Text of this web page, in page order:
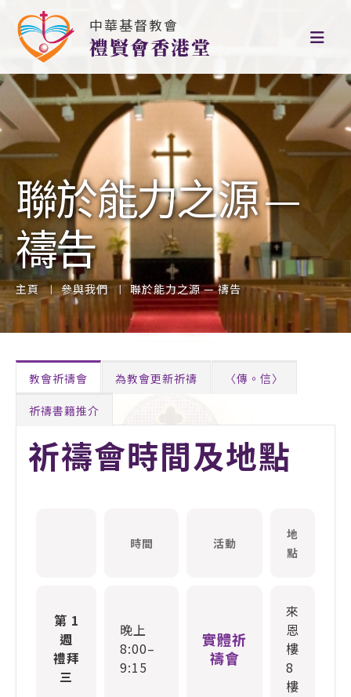
中華基督教會
禮賢會香港堂
聯於能力之源 —
禱告
主頁 參與我們 聯於能力之源 — 禱告
教會祈禱會 為教會更新祈禱 〈傳。信〉
祈禱書籍推介
祈禱會時間及地點
時間 活動
地
點
第 1
週
禮拜
三
晚上
8:00–
9:15
實體祈
禱會
來
恩
樓
8
樓